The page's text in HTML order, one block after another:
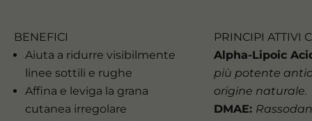
BENEFICI
Aiuta a ridurre visibilmente
linee sottili e rughe
Affina e leviga la grana
cutanea irregolare
PRINCIPI ATTIVI
Alpha-Lipoic
più potente
origine naturale.
DMAE: